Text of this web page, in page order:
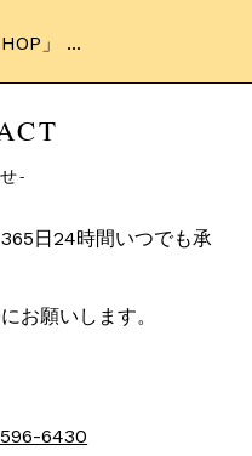
」 ...
」 ...
-
日24時間いつでも承
お願いします。
6430